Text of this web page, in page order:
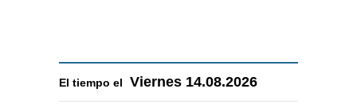
El tiempo el Viernes 14.08.2026